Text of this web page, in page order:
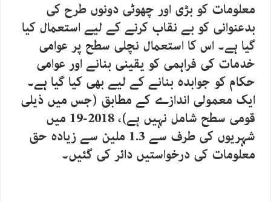
معلومات کو بڑی اور چھوٹی دونوں طرح کی
بدعنوانی کو بے نقاب کرنے کے لیے استعمال کیا
گیا ہے۔ اس کا استعمال نچلی سطح پر عوامی
خدمات کی فراہمی کو یقینی بنانے اور عوامی
حکام کو جوابدہ بنانے کے لیے بھی کیا گیا ہے۔
ایک معمولی اندازے کے مطابق (جس میں ذیلی
قومی سطح شامل نہیں ہے)، 2018-19 میں
شہریوں کی طرف سے 1.3 ملین سے زیادہ حق
معلومات کی درخواستیں دائر کی گئیں۔